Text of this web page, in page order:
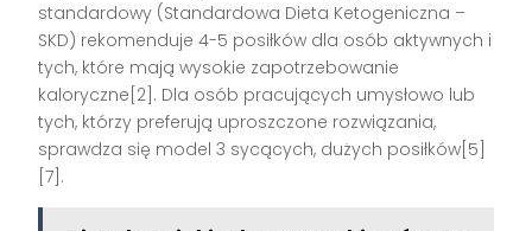
standardowy (Standardowa Dieta Ketogeniczna –
SKD) rekomenduje 4-5 posiłków dla osób aktywnych i
tych, które mają wysokie zapotrzebowanie
kaloryczne[2]. Dla osób pracujących umysłowo lub
tych, którzy preferują uproszczone rozwiązania,
sprawdza się model 3 sycących, dużych posiłków[5]
[7].